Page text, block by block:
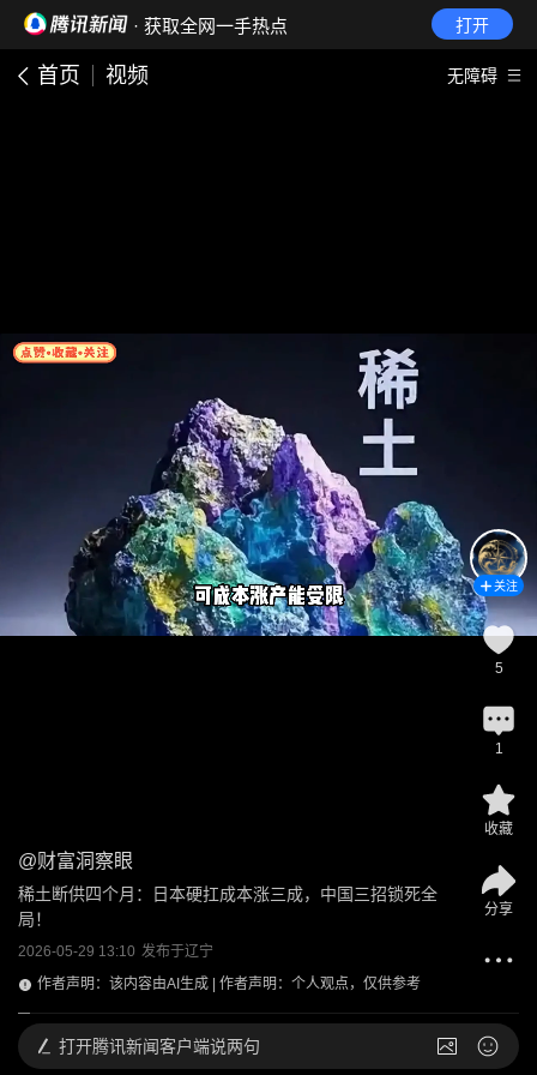
· 获取全网一手热点 打开
首页 视频 无障碍
@财富洞察眼
稀土断供四个月：日本硬扛成本涨三成，中国三招锁死全
局！
2026-05-29 13:10 发布于辽宁
作者声明：该内容由AI生成 | 作者声明：个人观点，仅供参考
关注
5
1
收藏
分享
打开腾讯新闻客户端说两句